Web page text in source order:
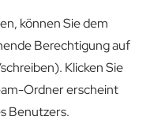
können Sie dem
Berechtigung auf
Klicken Sie
Ordner erscheint
Benutzers.